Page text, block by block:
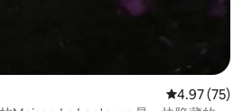
平均评分
4.97 (75)